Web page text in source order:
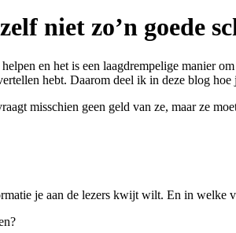
niet zo’n goede
en het is een laagdrempelige manier
hebt. Daarom deel ik in deze blog
misschien geen geld van ze, maar ze
je aan de lezers kwijt wilt. En in welke